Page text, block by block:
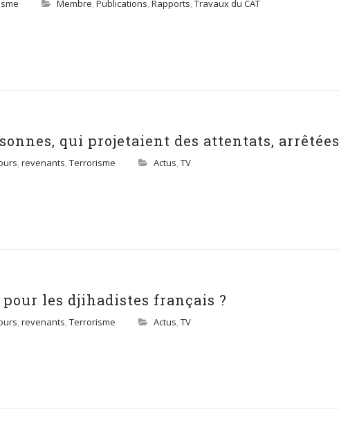
Membre, Publications, Rapports, Travaux du CAT
qui projetaient des attentats, arrêtées
, revenants, Terrorisme Actus, TV
les djihadistes français ?
, revenants, Terrorisme Actus, TV